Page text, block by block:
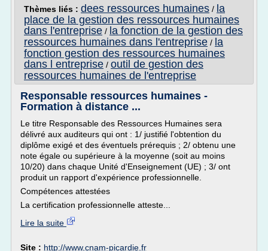
Thèmes liés : dees ressources humaines / la
place de la gestion des ressources humaines
dans l'entreprise / la fonction de la gestion des
ressources humaines dans l'entreprise / la
fonction gestion des ressources humaines
dans l entreprise / outil de gestion des
ressources humaines de l'entreprise
Responsable ressources humaines -
Formation à distance ...
Le titre Responsable des Ressources Humaines sera
délivré aux auditeurs qui ont : 1/ justifié l'obtention du
diplôme exigé et des éventuels prérequis ; 2/ obtenu une
note égale ou supérieure à la moyenne (soit au moins
10/20) dans chaque Unité d'Enseignement (UE) ; 3/ ont
produit un rapport d'expérience professionnelle.
Compétences attestées
La certification professionnelle atteste...
Lire la suite
Site : http://www.cnam-picardie.fr